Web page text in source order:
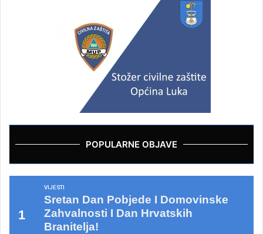
POPULARNE OBJAVE
VIJESTI
Sretan Dan Pobjede I Domovinske
Zahvalnosti I Dan Hrvatskih
Branitelja!